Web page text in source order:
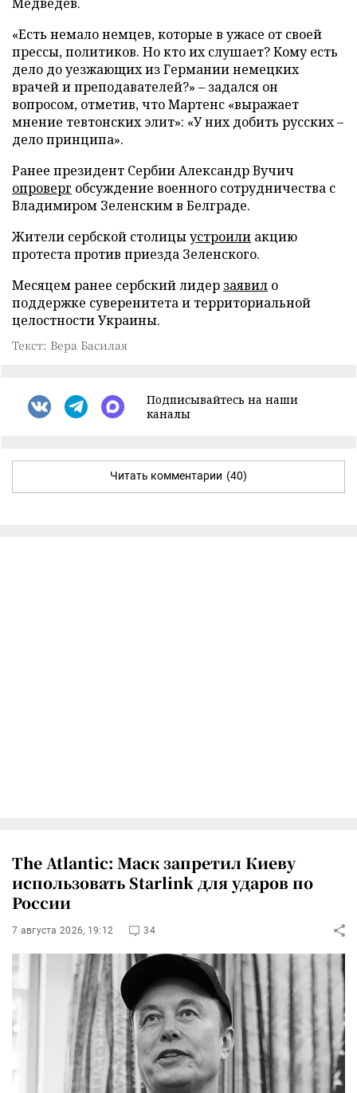
«Есть немало немцев, которые в ужасе от своей
прессы, политиков. Но кто их слушает? Кому есть
дело до уезжающих из Германии немецких
врачей и преподавателей?» – задался он
вопросом, отметив, что Мартенс «выражает
мнение тевтонских элит»: «У них добить русских –
дело принципа».
Ранее президент Сербии Александр Вучич
опроверг обсуждение военного сотрудничества с
Владимиром Зеленским в Белграде.
Жители сербской столицыустроили акцию
протеста против приезда Зеленского.
Месяцем ранее сербский лидер заявил о
поддержке суверенитета и территориальной
целостности Украины.
Текст: Вера Басилая
Подписывайтесь на наши
каналы
Читать комментарии (40)
The Atlantic: Маск запретил Киеву
использовать Starlink для ударов по
России
7 августа 2026, 19:12 34